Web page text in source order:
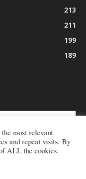
213
211
199
189
Etnie -
most relevant
and repeat visits. By
ALL the cookies.